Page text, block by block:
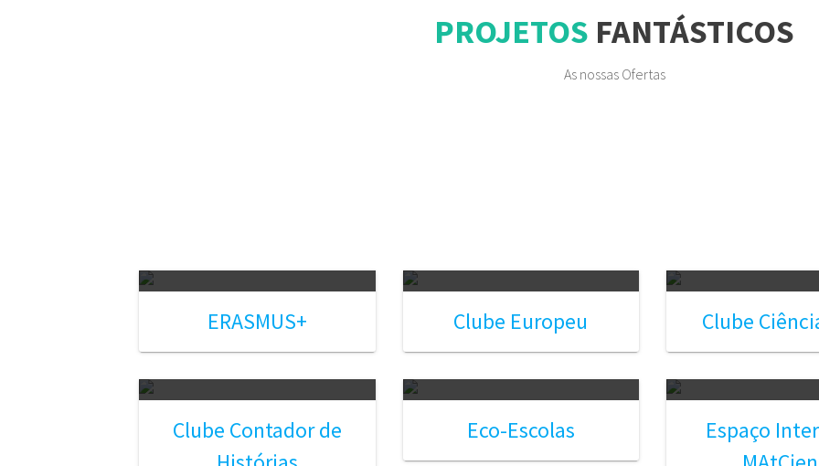
PROJETOS FANTÁSTICOS
As nossas Ofertas
ERASMUS+ Clube Europeu Clube
Clube Contador de
Eco-Escolas
Espaço